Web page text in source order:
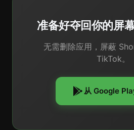
准备好夺回你的屏
无需删除应用，屏蔽
TikTok。
从 Google